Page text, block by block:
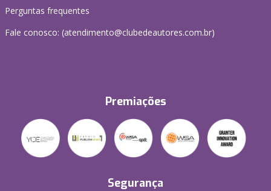
Perguntas frequentes
Fale conosco: (atendimento@clubedeautores.com.br)
Premiações
Segurança